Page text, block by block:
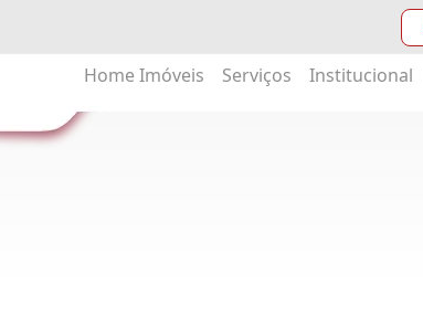
Home Imóveis Serviços Institucional